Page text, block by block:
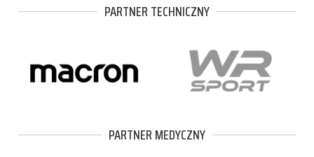
PARTNER TECHNICZNY
PARTNER MEDYCZNY